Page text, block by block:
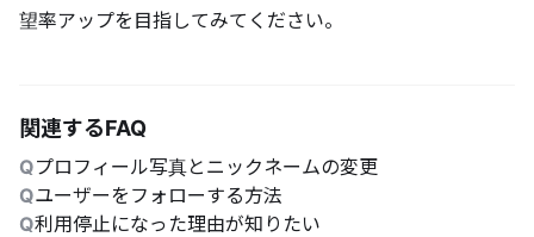
望率アップを目指してみてください。
関連するFAQ
Qプロフィール写真とニックネームの変更
Qユーザーをフォローする方法
Q利用停止になった理由が知りたい